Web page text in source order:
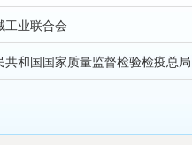
工业联合会
共和国国家质量监督检验检疫总